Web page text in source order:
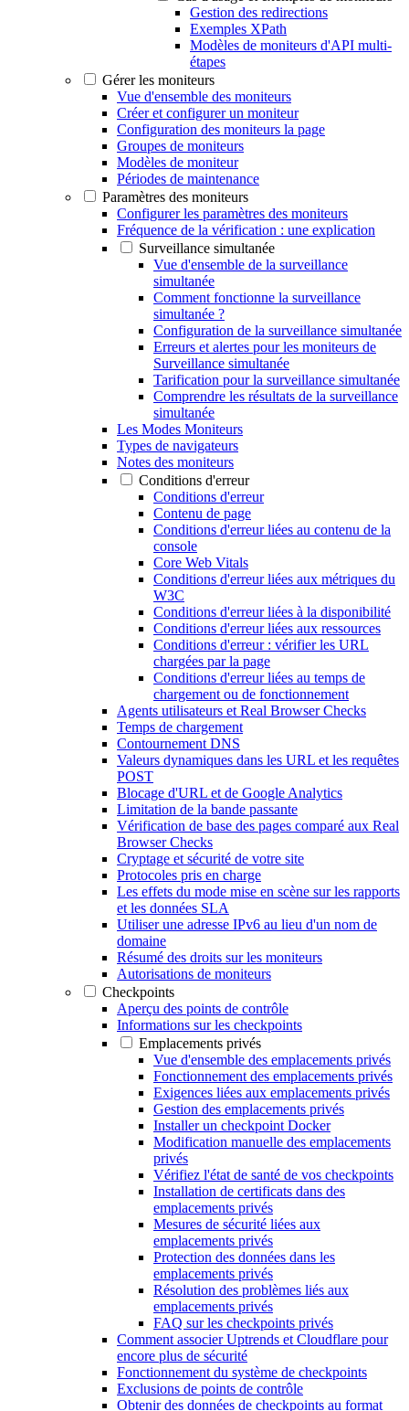
Gestion des redirections
Exemples XPath
Modèles de moniteurs d'API multi-
étapes
Gérer les moniteurs
Vue d'ensemble des moniteurs
Créer et configurer un moniteur
Configuration des moniteurs la page
Groupes de moniteurs
Modèles de moniteur
Périodes de maintenance
Paramètres des moniteurs
Configurer les paramètres des moniteurs
Fréquence de la vérification : une explication
Surveillance simultanée
Vue d'ensemble de la surveillance
simultanée
Comment fonctionne la surveillance
simultanée ?
Configuration de la surveillance simultanée
Erreurs et alertes pour les moniteurs de
Surveillance simultanée
Tarification pour la surveillance simultanée
Comprendre les résultats de la surveillance
simultanée
Les Modes Moniteurs
Types de navigateurs
Notes des moniteurs
Conditions d'erreur
Conditions d'erreur
Contenu de page
Conditions d'erreur liées au contenu de la
console
Core Web Vitals
Conditions d'erreur liées aux métriques du
W3C
Conditions d'erreur liées à la disponibilité
Conditions d'erreur liées aux ressources
Conditions d'erreur : vérifier les URL
chargées par la page
Conditions d'erreur liées au temps de
chargement ou de fonctionnement
Agents utilisateurs et Real Browser Checks
Temps de chargement
Contournement DNS
Valeurs dynamiques dans les URL et les requêtes
POST
Blocage d'URL et de Google Analytics
Limitation de la bande passante
Vérification de base des pages comparé aux Real
Browser Checks
Cryptage et sécurité de votre site
Protocoles pris en charge
Les effets du mode mise en scène sur les rapports
et les données SLA
Utiliser une adresse IPv6 au lieu d'un nom de
domaine
Résumé des droits sur les moniteurs
Autorisations de moniteurs
Checkpoints
Aperçu des points de contrôle
Informations sur les checkpoints
Emplacements privés
Vue d'ensemble des emplacements privés
Fonctionnement des emplacements privés
Exigences liées aux emplacements privés
Gestion des emplacements privés
Installer un checkpoint Docker
Modification manuelle des emplacements
privés
Vérifiez l'état de santé de vos checkpoints
Installation de certificats dans des
emplacements privés
Mesures de sécurité liées aux
emplacements privés
Protection des données dans les
emplacements privés
Résolution des problèmes liés aux
emplacements privés
FAQ sur les checkpoints privés
Comment associer Uptrends et Cloudflare pour
encore plus de sécurité
Fonctionnement du système de checkpoints
Exclusions de points de contrôle
Obtenir des données de checkpoints au format